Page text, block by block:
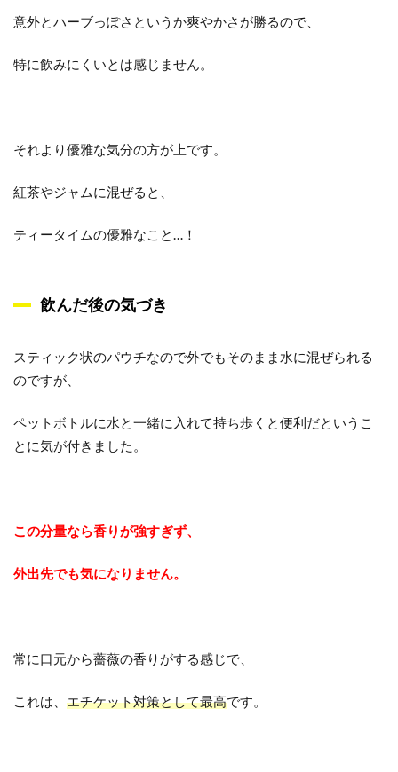
意外とハーブっぽさというか爽やかさが勝るので、
特に飲みにくいとは感じません。
それより優雅な気分の方が上です。
紅茶やジャムに混ぜると、
ティータイムの優雅なこと…！
飲んだ後の気づき
スティック状のパウチなので外でもそのまま水に混ぜられる
のですが、
ペットボトルに水と一緒に入れて持ち歩くと便利だというこ
とに気が付きました。
この分量なら香りが強すぎず、
外出先でも気になりません。
常に口元から薔薇の香りがする感じで、
これは、 エチケット対策として最高です。